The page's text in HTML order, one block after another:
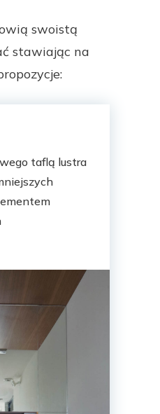
swoistą
stawiając na
taflą lustra